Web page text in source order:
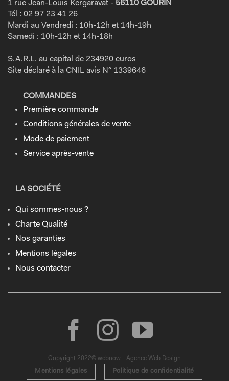
1 rue Jean-Louis Kergaravat - 56110 GOURIN
Tél : 02 97 23 41 26
Mardi au Vendredi : 10h-12h et 14h-19h
Samedi : 10h-12h et 14h-18h
S.A.R.L. au capital de 234920 euros
Site déclaré à la CNIL avis N° 1339646
COMMANDES
Première commande
Conditions générales de vente
Mode de paiement
Service après-vente
LA SOCIÉTÉ
Qui sommes-nous ?
Charte Qualité
Nos garanties
Mentions légales
Nous contacter
Copyright 2022© webnow - Agence Web Design
Mentions légales Politique de confidentialité